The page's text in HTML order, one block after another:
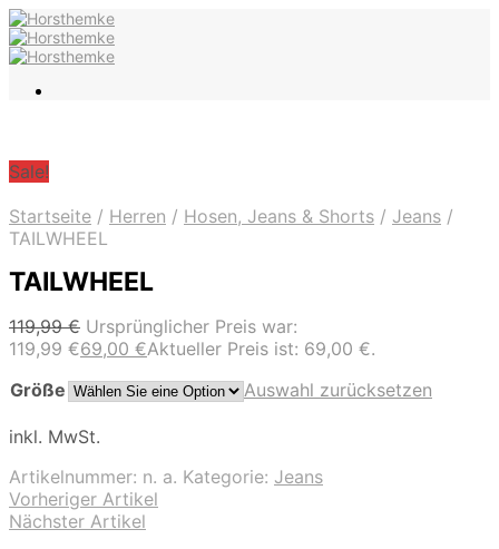
Sale!
Startseite / Herren / Hosen, Jeans & Shorts / Jeans /
TAILWHEEL
TAILWHEEL
119,99€ Ursprünglicher Preis war:
119,99 €69,00 €Aktueller Preis ist: 69,00 €.
Größe
Auswahl zurücksetzen
inkl. MwSt.
Artikelnummer: n. a. Kategorie: Jeans
Vorheriger Artikel
Nächster Artikel